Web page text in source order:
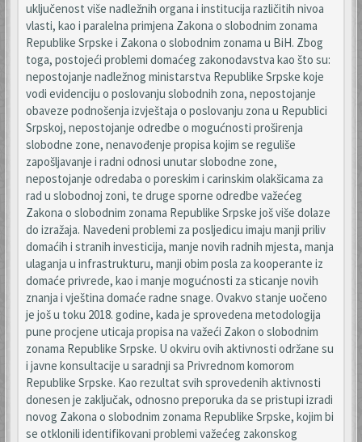
uključenost više nadležnih organa i institucija različitih nivoa
vlasti, kao i paralelna primjena Zakona o slobodnim zonama
Republike Srpske i Zakona o slobodnim zonama u BiH. Zbog
toga, postojeći problemi domaćeg zakonodavstva kao što su:
nepostojanje nadležnog ministarstva Republike Srpske koje
vodi evidenciju o poslovanju slobodnih zona, nepostojanje
obaveze podnošenja izvještaja o poslovanju zona u Republici
Srpskoj, nepostojanje odredbe o mogućnosti proširenja
slobodne zone, nenavođenje propisa kojim se reguliše
zapošljavanje i radni odnosi unutar slobodne zone,
nepostojanje odredaba o poreskim i carinskim olakšicama za
rad u slobodnoj zoni, te druge sporne odredbe važećeg
Zakona o slobodnim zonama Republike Srpske još više dolaze
do izražaja. Navedeni problemi za posljedicu imaju manji priliv
domaćih i stranih investicija, manje novih radnih mjesta, manja
ulaganja u infrastrukturu, manji obim posla za kooperante iz
domaće privrede, kao i manje mogućnosti za sticanje novih
znanja i vještina domaće radne snage. Ovakvo stanje uočeno
je još u toku 2018. godine, kada je sprovedena metodologija
pune procjene uticaja propisa na važeći Zakon o slobodnim
zonama Republike Srpske. U okviru ovih aktivnosti održane su
i javne konsultacije u saradnji sa Privrednom komorom
Republike Srpske. Kao rezultat svih sprovedenih aktivnosti
donesen je zaključak, odnosno preporuka da se pristupi izradi
novog Zakona o slobodnim zonama Republike Srpske, kojim bi
se otklonili identifikovani problemi važećeg zakonskog